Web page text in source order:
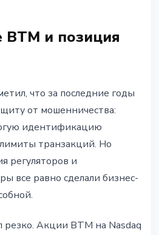
BTM и позиция
что за последние годы
от мошенничества:
идентификацию
транзакций. Но
регуляторов и
все равно сделали бизнес-
резко. Акции BTM на Nasdaq